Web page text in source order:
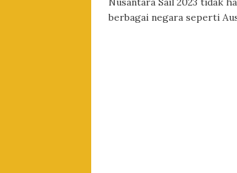
berbagai negara seperti